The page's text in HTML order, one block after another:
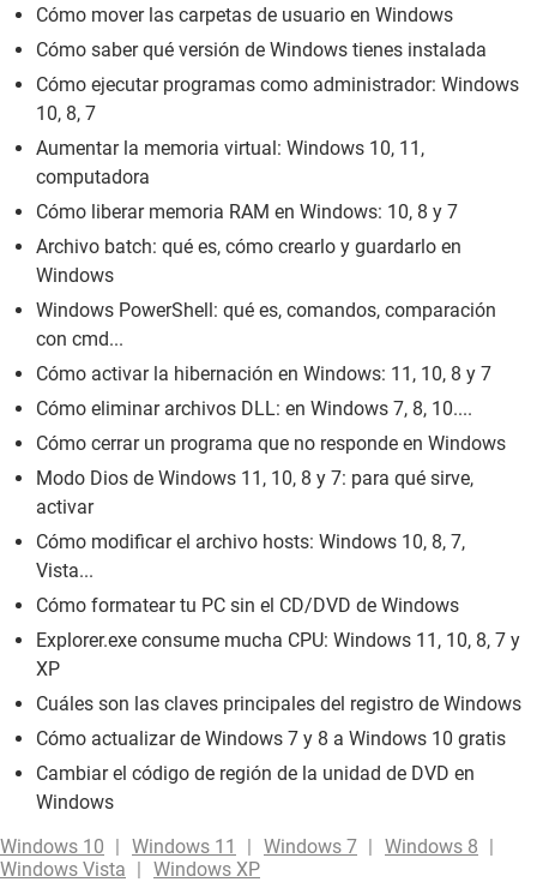
Cómo mover las carpetas de usuario en Windows
Cómo saber qué versión de Windows tienes instalada
Cómo ejecutar programas como administrador: Windows
10, 8, 7
Aumentar la memoria virtual: Windows 10, 11,
computadora
Cómo liberar memoria RAM en Windows: 10, 8 y 7
Archivo batch: qué es, cómo crearlo y guardarlo en
Windows
Windows PowerShell: qué es, comandos, comparación
con cmd...
Cómo activar la hibernación en Windows: 11, 10, 8 y 7
Cómo eliminar archivos DLL: en Windows 7, 8, 10....
Cómo cerrar un programa que no responde en Windows
Modo Dios de Windows 11, 10, 8 y 7: para qué sirve,
activar
Cómo modificar el archivo hosts: Windows 10, 8, 7,
Vista...
Cómo formatear tu PC sin el CD/DVD de Windows
Explorer.exe consume mucha CPU: Windows 11, 10, 8, 7 y
XP
Cuáles son las claves principales del registro de Windows
Cómo actualizar de Windows 7 y 8 a Windows 10 gratis
Cambiar el código de región de la unidad de DVD en
Windows
Windows 10
Windows 11 Windows 7
Windows 8
Windows Vista
Windows XP